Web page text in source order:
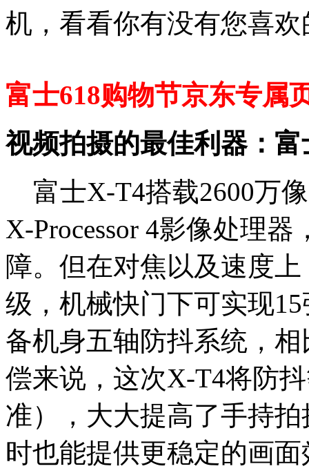
机，看看你有没有您喜
富士618购物节京东专属
视频拍摄的最佳利器：
富士X-T4搭载2600万
X-Processor 4影像处理
障。但在对焦以及速度
级，机械快门下可实现
备机身五轴防抖系统，
偿来说，这次X-T4将防
准），大大提高了手持
时也能提供更稳定的画